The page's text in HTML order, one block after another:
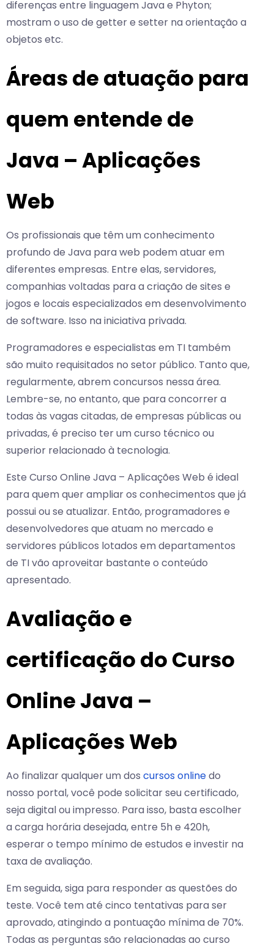
diferenças entre linguagem Java e Phyton;
mostram o uso de getter e setter na orientação a
objetos etc.
Áreas de atuação para
quem entende de
Java – Aplicações
Web
Os profissionais que têm um conhecimento
profundo de Java para web podem atuar em
diferentes empresas. Entre elas, servidores,
companhias voltadas para a criação de sites e
jogos e locais especializados em desenvolvimento
de software. Isso na iniciativa privada.
Programadores e especialistas em TI também
são muito requisitados no setor público. Tanto que,
regularmente, abrem concursos nessa área.
Lembre-se, no entanto, que para concorrer a
todas às vagas citadas, de empresas públicas ou
privadas, é preciso ter um curso técnico ou
superior relacionado à tecnologia.
Este Curso Online Java – Aplicações Web é ideal
para quem quer ampliar os conhecimentos que já
possui ou se atualizar. Então, programadores e
desenvolvedores que atuam no mercado e
servidores públicos lotados em departamentos
de TI vão aproveitar bastante o conteúdo
apresentado.
Avaliação e
certificação do Curso
Online Java –
Aplicações Web
Ao finalizar qualquer um dos cursos onlinedo
nosso portal, você pode solicitar seu certificado,
seja digital ou impresso. Para isso, basta escolher
a carga horária desejada, entre 5h e 420h,
esperar o tempo mínimo de estudos e investir na
taxa de avaliação.
Em seguida, siga para responder as questões do
teste. Você tem até cinco tentativas para ser
aprovado, atingindo a pontuação mínima de 70%.
Todas as perguntas são relacionadas ao curso